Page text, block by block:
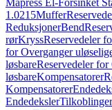
Mapress El-Forsinket
1.0215Muffer
ReduksjonerBend
rørKryssReservedeler
for Overganger
løsbareReservedeler
løsbareKompensatorer
Kompensatorer
Endedeksler